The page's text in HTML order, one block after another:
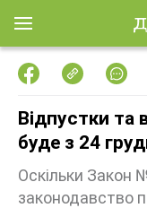
Відпустки та
буде з 24
Оскільки Закон
законодавство